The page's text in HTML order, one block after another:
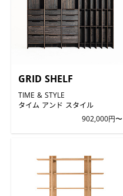
GRID SHELF
TIME & STYLE
タイム アンド スタイル
902,000円〜